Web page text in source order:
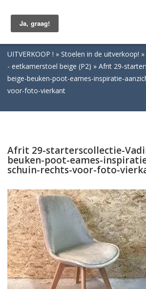
UITVERKOOP ! Stoelen in de uitverkoop!
- eetkamerstoel beige (P2)
Afrit 29-
beige-beuken-poot-eames-inspiratie-
voor-foto-vierkant
Afrit 29-starterscollectie-
beuken-poot-eames-
schuin-rechts-voor-foto-